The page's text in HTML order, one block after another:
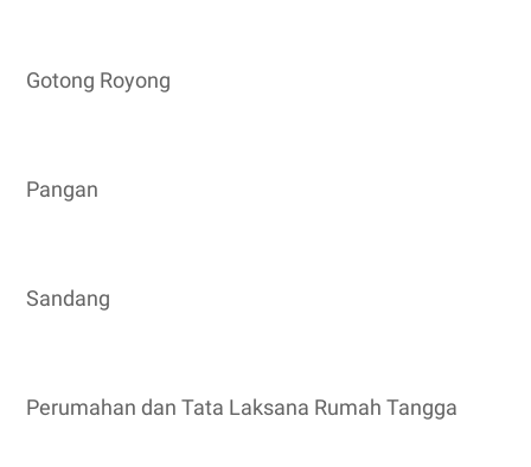
Gotong Royong
Pangan
Sandang
Perumahan dan Tata Laksana Rumah Tangga